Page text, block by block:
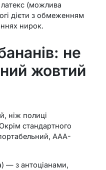
латекс (можлива
дієти з обмеженням
нирок.
не
жовтий
ніж полиці
стандартного
AAA-
— з антоціанами,